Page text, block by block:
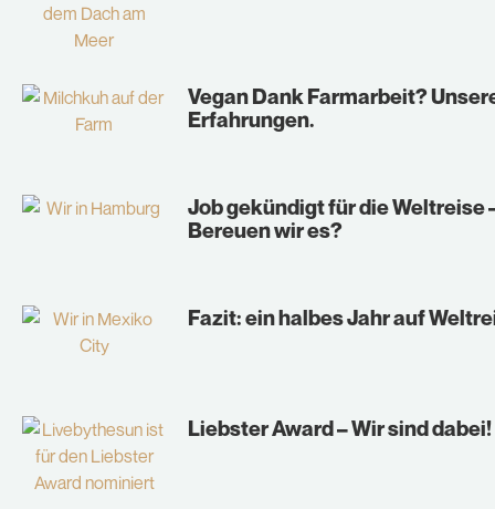
Vegan Dank Farmarbeit?
Erfahrungen.
Job gekündigt für die Weltreise
Bereuen wir es?
Fazit: ein halbes Jahr auf
Liebster Award – Wir sind dabei!